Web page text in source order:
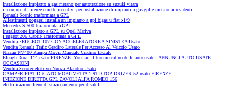
Installazione impianto a gas metano per autotrazione su suzuki vitara
il comune di firenze emette incentivi per installazione di impianti a gas gpl e metano ai residenti
Renault Scenic trasformata a GPL
Allestimenti poggesi installa un impianto a gpl bigas u fiat x1/9
Mercedes S-500 trasformata a GPL
Installazione impiano a GPL su Opel Meriva
Peugeot 206 Cabrio Trasformata a GPL
Vendita PEUGEOT 107 CON ACCELERATORE A SINISTRA Usato
Vendita Renault Trafic Gradino Laterale Per Accesso Al Veicolo Usato
Nissan NV400 Rampa Movia Manuale Gradino laterale
Elnagh Doral 114 usato FIRENZE. YouCar, il tuo mercatino delle auto usate - ANNUNCI AUTO USATE
OCCASIONI
Vendita Sccoter elettrivo Nuova Blandno Usato
CAMPER FIAT DUCATO MOBILVETTA 1.9TD TOP DRIVER 52 usato FIRENZE
INIEZIONE DIRETTA GPL ZAVOLI ALFA ROMEO 156
elettrificazione freno di stazionamento per disabili